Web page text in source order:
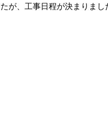
が、工事日程が決まりまし